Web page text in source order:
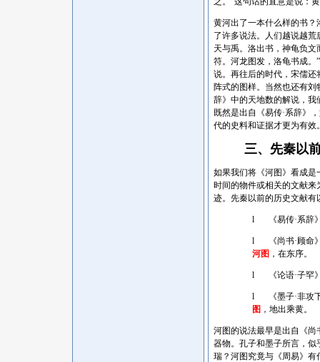
黄河出了一本什么样的书
了许多说法。人们越说越
天与禹。洛出书，神龟负
符。河龙图发，洛龟书成。
说。再往后的时代，宋儒
阵式的图样。当然也还有
辞》中的天地数的解说，
既然是出自《易传·系辞》
代的史料和证据才更为有效
三、先秦以
如果我们将《河图》看成
时间的物件或相关的文献
迹。先秦以前的历史文献
l 《易传·系辞
l 《尚书·顾命
河图 ，在东序。
l 《论语·子罕
l 《墨子·非攻
图 ，地出乘黄。
河图的说法最早是出自《尚
器物。孔子和墨子所言，
瑞？河图究竟与《周易》